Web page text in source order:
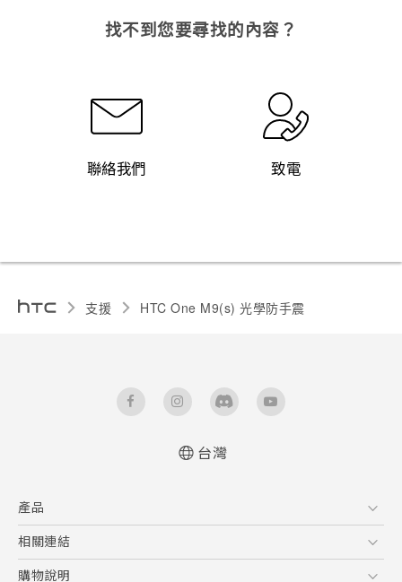
找不到您要尋找的內容？
聯絡我們 致電
支援 HTC One M9(s) 光學防手震‎
台灣
產品
5G
智慧型手機
相關連結
HTC Research
購物說明